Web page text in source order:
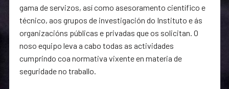
gama de servizos, así como asesoramento científico e
técnico, aos grupos de investigación do Instituto e ás
organizacións públicas e privadas que os solicitan. O
noso equipo leva a cabo todas as actividades
cumprindo coa normativa vixente en materia de
seguridade no traballo.